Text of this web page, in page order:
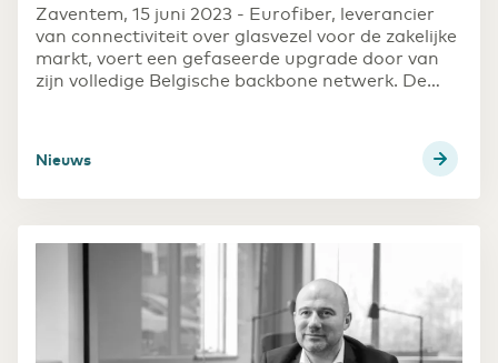
Zaventem, 15 juni 2023 - Eurofiber, leverancier
van connectiviteit over glasvezel voor de zakelijke
markt, voert een gefaseerde upgrade door van
zijn volledige Belgische backbone netwerk. De
netwerkring die vanaf vandaag operationeel is
en loopt tussen Brussel-Zuid, Charleroi, Mons,
Brussel-Zuid, Diegem, Leuven, Hasselt en Luik.
Nieuws